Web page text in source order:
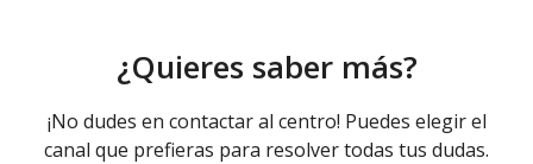
¿Quieres saber más?
¡No dudes en contactar al centro! Puedes elegir el
canal que prefieras para resolver todas tus dudas.